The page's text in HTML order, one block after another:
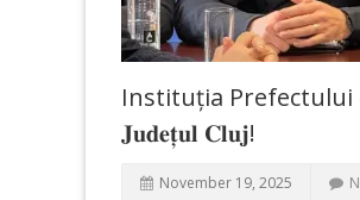
Instituția Prefectului –
𝐉𝐮𝐝𝐞𝐭̦𝐮𝐥 𝐂𝐥𝐮𝐣!
November 19, 2025